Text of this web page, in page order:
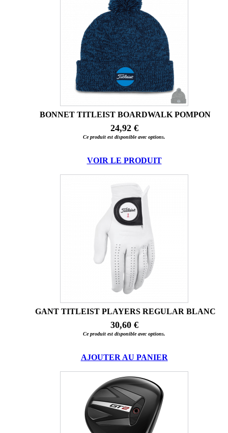
BONNET TITLEIST BOARDWALK POMPON
24,92 €
Ce produit est disponible avec options.
VOIR LE PRODUIT
GANT TITLEIST PLAYERS REGULAR BLANC
30,60 €
Ce produit est disponible avec options.
AJOUTER AU PANIER